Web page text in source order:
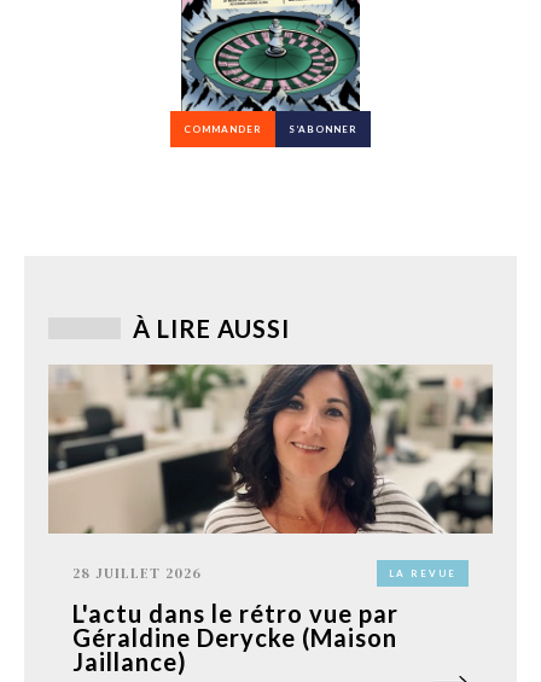
COMMANDER S’ABONNER
À LIRE AUSSI
28 JUILLET 2026 LA REVUE
L'actu dans le rétro vue par
Géraldine Derycke (Maison
Jaillance)